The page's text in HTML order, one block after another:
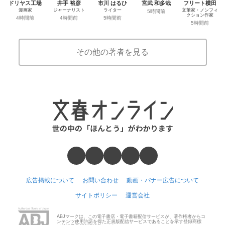
ドリヤス工場
漫画家
4時間前
井手 裕彦
ジャーナリスト
4時間前
市川 はるひ
ライター
5時間前
宮武 和多哉
5時間前
フリート横田
文筆家・ノンフィ
クション作家
5時間前
その他の著者を見る
広告掲載について お問い合わせ 動画・バナー広告について
サイトポリシー 運営会社
ABJマークは、この電子書店・電子書籍配信サービスが、著作権者からコ
ンテンツ使用許諾を得た正規版配信サービスであることを示す登録商標